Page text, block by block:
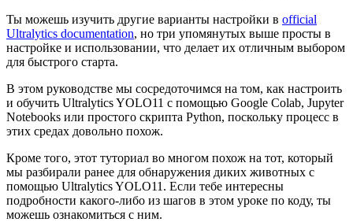
Ты можешь изучить другие варианты настройки в official
Ultralytics documentation, но три упомянутых выше просты в
настройке и использовании, что делает их отличным выбором
для быстрого старта.
В этом руководстве мы сосредоточимся на том, как настроить
и обучить Ultralytics YOLO11 с помощью Google Colab, Jupyter
Notebooks или простого скрипта Python, поскольку процесс в
этих средах довольно похож.
Кроме того, этот туториал во многом похож на тот, который
мы разбирали ранее для обнаружения диких животных с
помощью Ultralytics YOLO11. Если тебе интересны
подробности какого-либо из шагов в этом уроке по коду, ты
можешь ознакомиться с ним.